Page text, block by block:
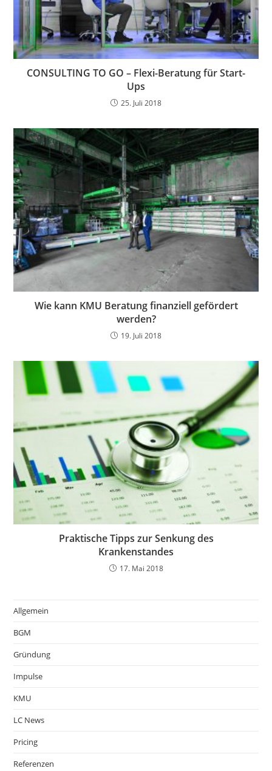
CONSULTING TO GO – Flexi-Beratung für Start-
Ups
25. Juli 2018
Wie kann KMU Beratung finanziell gefördert
werden?
19. Juli 2018
Praktische Tipps zur Senkung des
Krankenstandes
17. Mai 2018
Allgemein
BGM
Gründung
Impulse
KMU
LC News
Pricing
Referenzen